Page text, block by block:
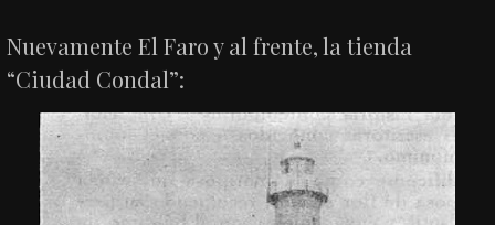
Nuevamente El Faro y al frente, la tienda
“Ciudad Condal”: